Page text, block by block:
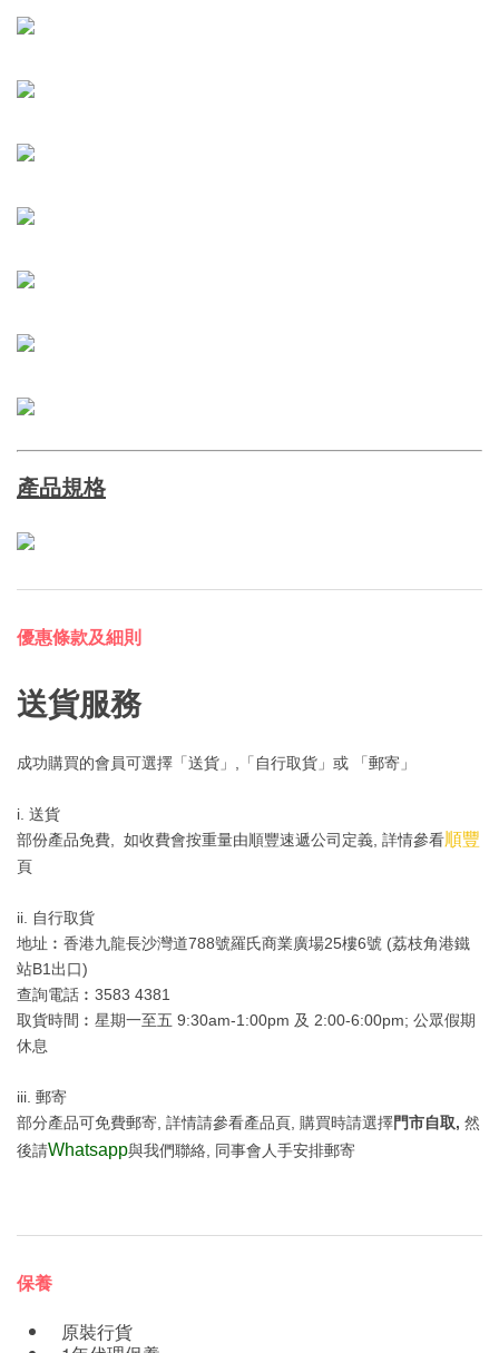
產品規格
優惠條款及細則
送貨服務
成功購買的會員可選擇「送貨」,「自行取貨」或 「郵寄」
i. 送貨
部份產品免費, 如收費會按重量由順豐速遞公司定義, 詳情參看順豐
頁
ii. 自行取貨
地址︰香港九龍長沙灣道788號羅氏商業廣場25樓6號 (荔枝角港鐵
站B1出口)
查詢電話︰3583 4381
取貨時間︰星期一至五 9:30am-1:00pm 及 2:00-6:00pm; 公眾假期
休息
iii. 郵寄
部分產品可免費郵寄, 詳情請參看產品頁, 購買時請選擇門市自取, 然
後請Whatsapp與我們聯絡, 同事會人手安排郵寄
保養
原裝行貨